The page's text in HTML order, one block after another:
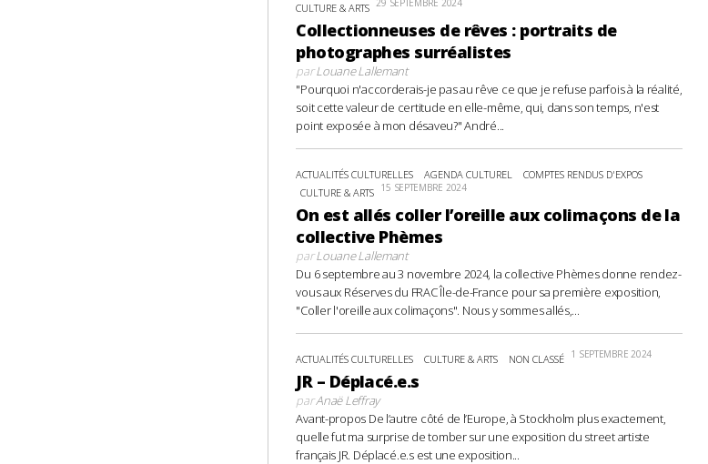
CULTURE & ARTS 29 SEPTEMBRE 2024
Collectionneuses de rêves : portraits de
photographes surréalistes
parLouane Lallemant
"Pourquoi n'accorderais-je pas au rêve ce que je refuse parfois à la réalité,
soit cette valeur de certitude en elle-même, qui, dans son temps, n'est
point exposée à mon désaveu?" André...
ACTUALITÉS CULTURELLES AGENDA CULTUREL
COMPTES RENDUS D'EXPOS
CULTURE & ARTS 15 SEPTEMBRE 2024
On est allés coller l’oreille aux colimaçons de la
collective Phèmes
parLouane Lallemant
Du 6 septembre au 3 novembre 2024, la collective Phèmes donne rendez-
vous aux Réserves du FRAC Île-de-France pour sa première exposition,
"Coller l'oreille aux colimaçons". Nous y sommes allés,...
ACTUALITÉS CULTURELLES CULTURE & ARTS NON CLASSÉ 1 SEPTEMBRE 2024
JR – Déplacé.e.s
parAnaë Leffray
Avant-propos De l’autre côté de l’Europe, à Stockholm plus exactement,
quelle fut ma surprise de tomber sur une exposition du street artiste
français JR. Déplacé.e.s est une exposition...